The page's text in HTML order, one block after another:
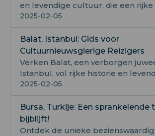
en levendige cultuur, die een rijke
geschiedenis, avontuur en
2025-02-05
Balat, Istanbul: Gids voor
Cultuurnieuwsgierige Reizigers
Verken Balat, een verborgen
Istanbul, vol rijke historie en
met iconische panorama's en
2025-02-05
Bursa, Turkije: Een sprankelende
bijblijft!
Ontdek de unieke